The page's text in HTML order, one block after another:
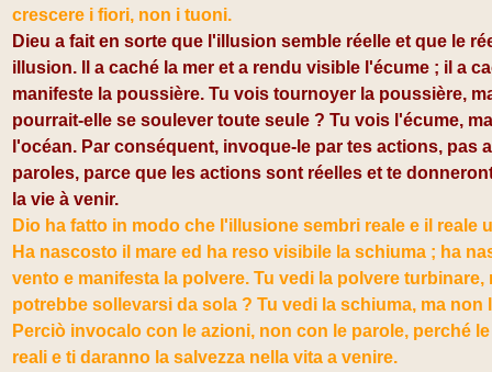
crescere i fiori, non i tuoni.
Dieu a fait en sorte que l'illusion semble réelle et que le
illusion. Il a caché la mer et a rendu visible l'écume ; il a
manifeste la poussière. Tu vois tournoyer la poussière,
pourrait-elle se soulever toute seule ? Tu vois l'écume,
l'océan. Par conséquent, invoque-le par tes actions, pas
paroles, parce que les actions sont réelles et te
la vie à venir.
Dio ha fatto in modo che l'illusione sembri reale e il reale
Ha nascosto il mare ed ha reso visibile la schiuma ; ha
vento e manifesta la polvere. Tu vedi la polvere turbinare,
potrebbe sollevarsi da sola ? Tu vedi la schiuma, ma non
Perciò invocalo con le azioni, non con le parole, perché
reali e ti daranno la salvezza nella vita a venire.